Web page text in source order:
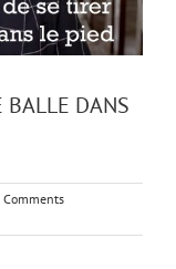
BALLE DANS
Comments